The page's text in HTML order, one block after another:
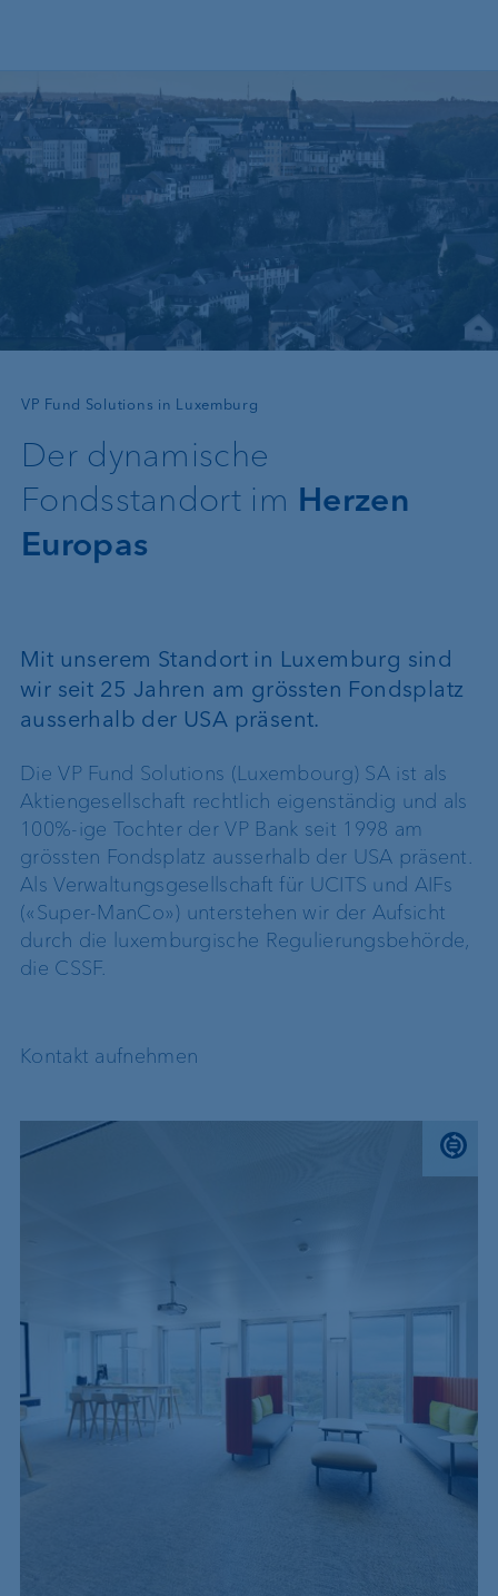
VP Fund Solutions in Luxemburg
—
Der dynamische
Fondsstandort im Herzen
Europas
Mit unserem Standort in Luxemburg sind
wir seit 25 Jahren am grössten Fondsplatz
ausserhalb der USA präsent.
Die VP Fund Solutions (Luxembourg) SA ist als
Aktiengesellschaft rechtlich eigenständig und als
100%-ige Tochter der VP Bank seit 1998 am
grössten Fondsplatz ausserhalb der USA präsent.
Als Verwaltungsgesellschaft für UCITS und AIFs
(«Super-ManCo») unterstehen wir der Aufsicht
durch die luxemburgische Regulierungsbehörde,
die CSSF.
Kontakt aufnehmen